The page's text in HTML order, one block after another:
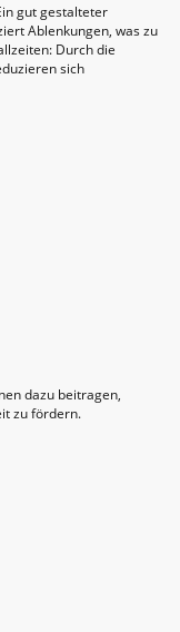
gut gestalteter
Ablenkungen, was zu
Durch die
sich
dazu beitragen,
zu fördern.